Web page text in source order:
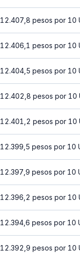
12.407,8 pesos por 10
12.406,1 pesos por 10
12.404,5 pesos por 10
12.402,8 pesos por 10
12.401,2 pesos por 10
12.399,5 pesos por 10
12.397,9 pesos por 10
12.396,2 pesos por 10
12.394,6 pesos por 10
12.392,9 pesos por 10